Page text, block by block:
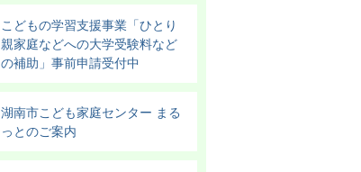
こどもの学習支援事業「ひとり
親家庭などへの大学受験料など
の補助」事前申請受付中
湖南市こども家庭センター まる
っとのご案内